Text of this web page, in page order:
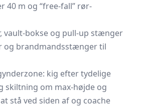
40 m og “free-fall” rør-
vault-bokse og pull-up stænger
og brandmandsstænger til
kig efter tydelige
skiltning om max-højde og
stå ved siden af og coache